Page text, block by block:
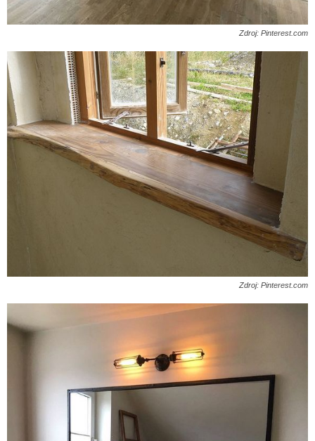
Zdroj: Pinterest.com
Zdroj: Pinterest.com